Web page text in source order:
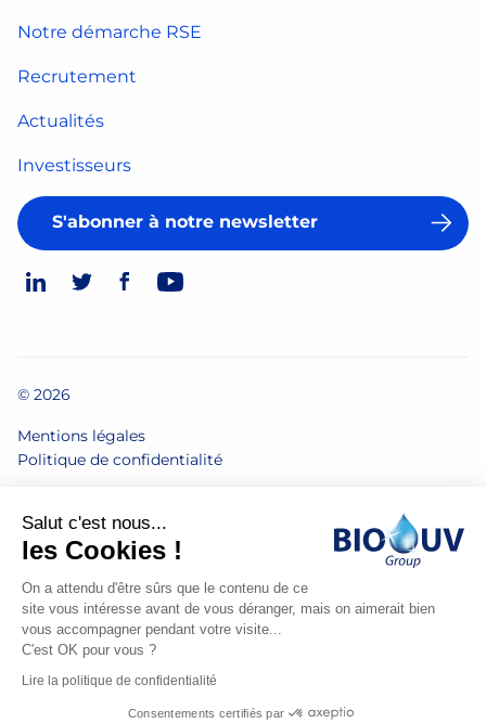
Notre démarche RSE
Recrutement
Actualités
Investisseurs
S'abonner à notre newsletter
© 2026
Mentions légales
Politique de confidentialité
Spiriit
-
Digital
Agency,
&
Web
Contactez-nous
Salut c'est nous...
les Cookies !
On a attendu d'être sûrs que le contenu de ce
site vous intéresse avant de vous déranger, mais on aimerait bien
vous accompagner pendant votre visite...
C'est OK pour vous ?
Lire la politique de confidentialité
Consentements certifiés par